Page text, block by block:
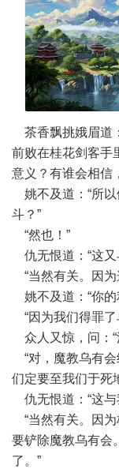
茶香飘挑娥眉道
前败在桂花剑客手
意义？有谁会相信
姚不及道：“所
斗？”
“然也！”
仇无恨道：“这又
“当然有关。因为
姚不及道：“你的
“因为我们得罪了
众人又惊，问：“
“对，魔教乌有会
们定要至我们于死
仇无恨道：“这与
“当然有关。因为
要铲除魔教乌有会
了。”